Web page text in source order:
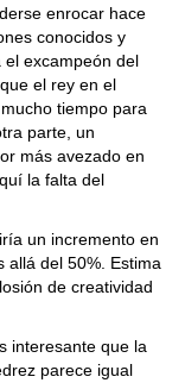
enrocar hace
conocidos y
excampeón del
el rey en el
tiempo para
parte, un
más avezado en
la falta del
un incremento en
allá del 50%. Estima
de creatividad
interesante que la
parece igual